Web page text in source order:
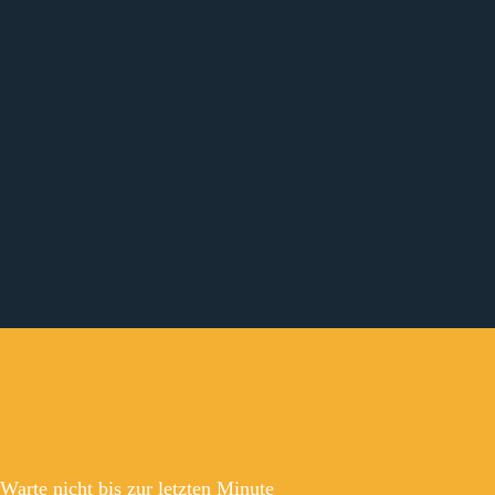
Warte nicht bis zur letzten Minute